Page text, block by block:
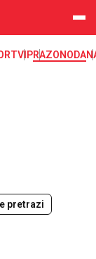
VIPRAZONODA
pretrazi